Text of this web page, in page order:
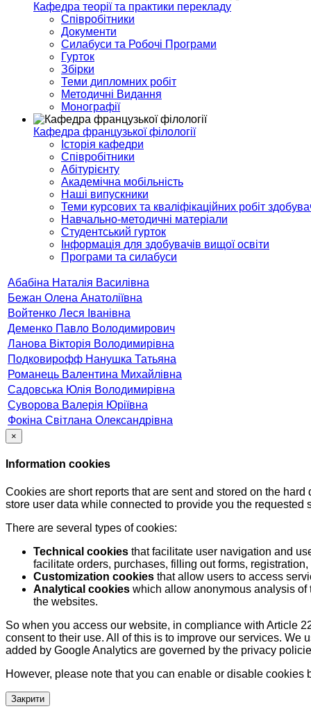
Кафедра теорії та практики перекладу
Співробітники
Документи
Силабуси та Робочі Програми
Гурток
Збірки
Теми дипломних робіт
Методичні Видання
Монографії
Кафедра французької філології
Історія кафедри
Співробітники
Абітурієнту
Академічна мобільність
Наші випускники
Теми курсових та кваліфікаційних робіт
Навчально-методичні матеріали
Студентський гурток
Інформація для здобувачів вищої освіти
Програми та силабуси
Абабіна Наталія Василівна
Бежан Олена Анатоліївна
Войтенко Леся Іванівна
Деменко Павло Володимирович
Ланова Вікторія Володимирівна
Подковирофф Нанушка Татьяна
Романець Валентина Михайлівна
Садовська Юлія Володимирівна
Суворова Валерія Юріївна
Фокіна Світлана Олександрівна
×
Information cookies
Cookies are short reports that are sent and stored on the
store user data while connected to provide you the
There are several types of cookies:
Technical cookies that facilitate user navigation and
facilitate orders, purchases, filling out forms,
Customization cookies that allow users to access
Analytical cookies which allow anonymous analysis
the websites.
So when you access our website, in compliance with Article
consent to their use. All of this is to improve our services.
added by Google Analytics are governed by the privacy
However, please note that you can enable or disable cookies
Закрити